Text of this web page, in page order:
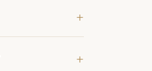
+
+